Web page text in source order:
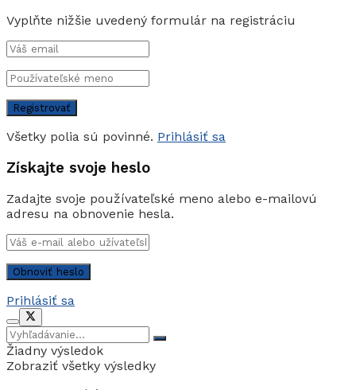
Vyplňte nižšie uvedený formulár na registráciu
Všetky polia sú povinné. Prihlásiť sa
Získajte svoje heslo
Zadajte svoje používateľské meno alebo e-mailovú
adresu na obnovenie hesla.
Prihlásiť sa
Žiadny výsledok
Zobraziť všetky výsledky